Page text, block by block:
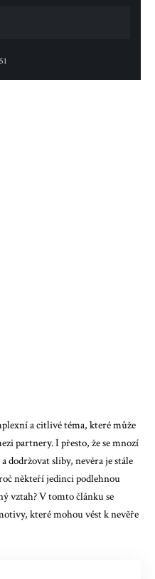
a citlivé téma, které může
partnery. I přesto, že se mnozí
dodržovat sliby, nevěra je stále
někteří jedinci podlehnou
vztah? V tomto článku se
které mohou vést k nevěře